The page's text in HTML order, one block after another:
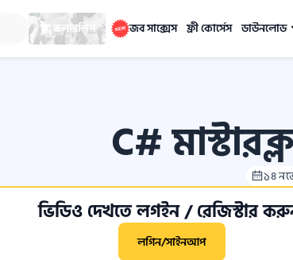
স্কলারশিপ জব সাক্সেস ফ্রী কোর্সেস ডাউনলোড
C#
১৪
ভিডিও দেখতে লগইন / রেজিস্টার
লগিন/সাইনআপ